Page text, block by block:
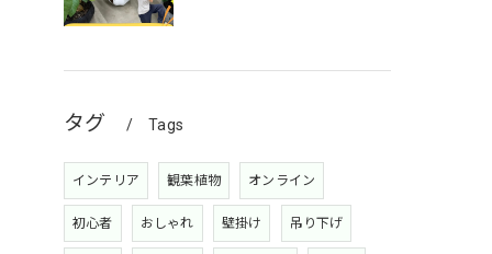
タグ Tags
インテリア 観葉植物 オンライン
初心者 おしゃれ 壁掛け 吊り下げ